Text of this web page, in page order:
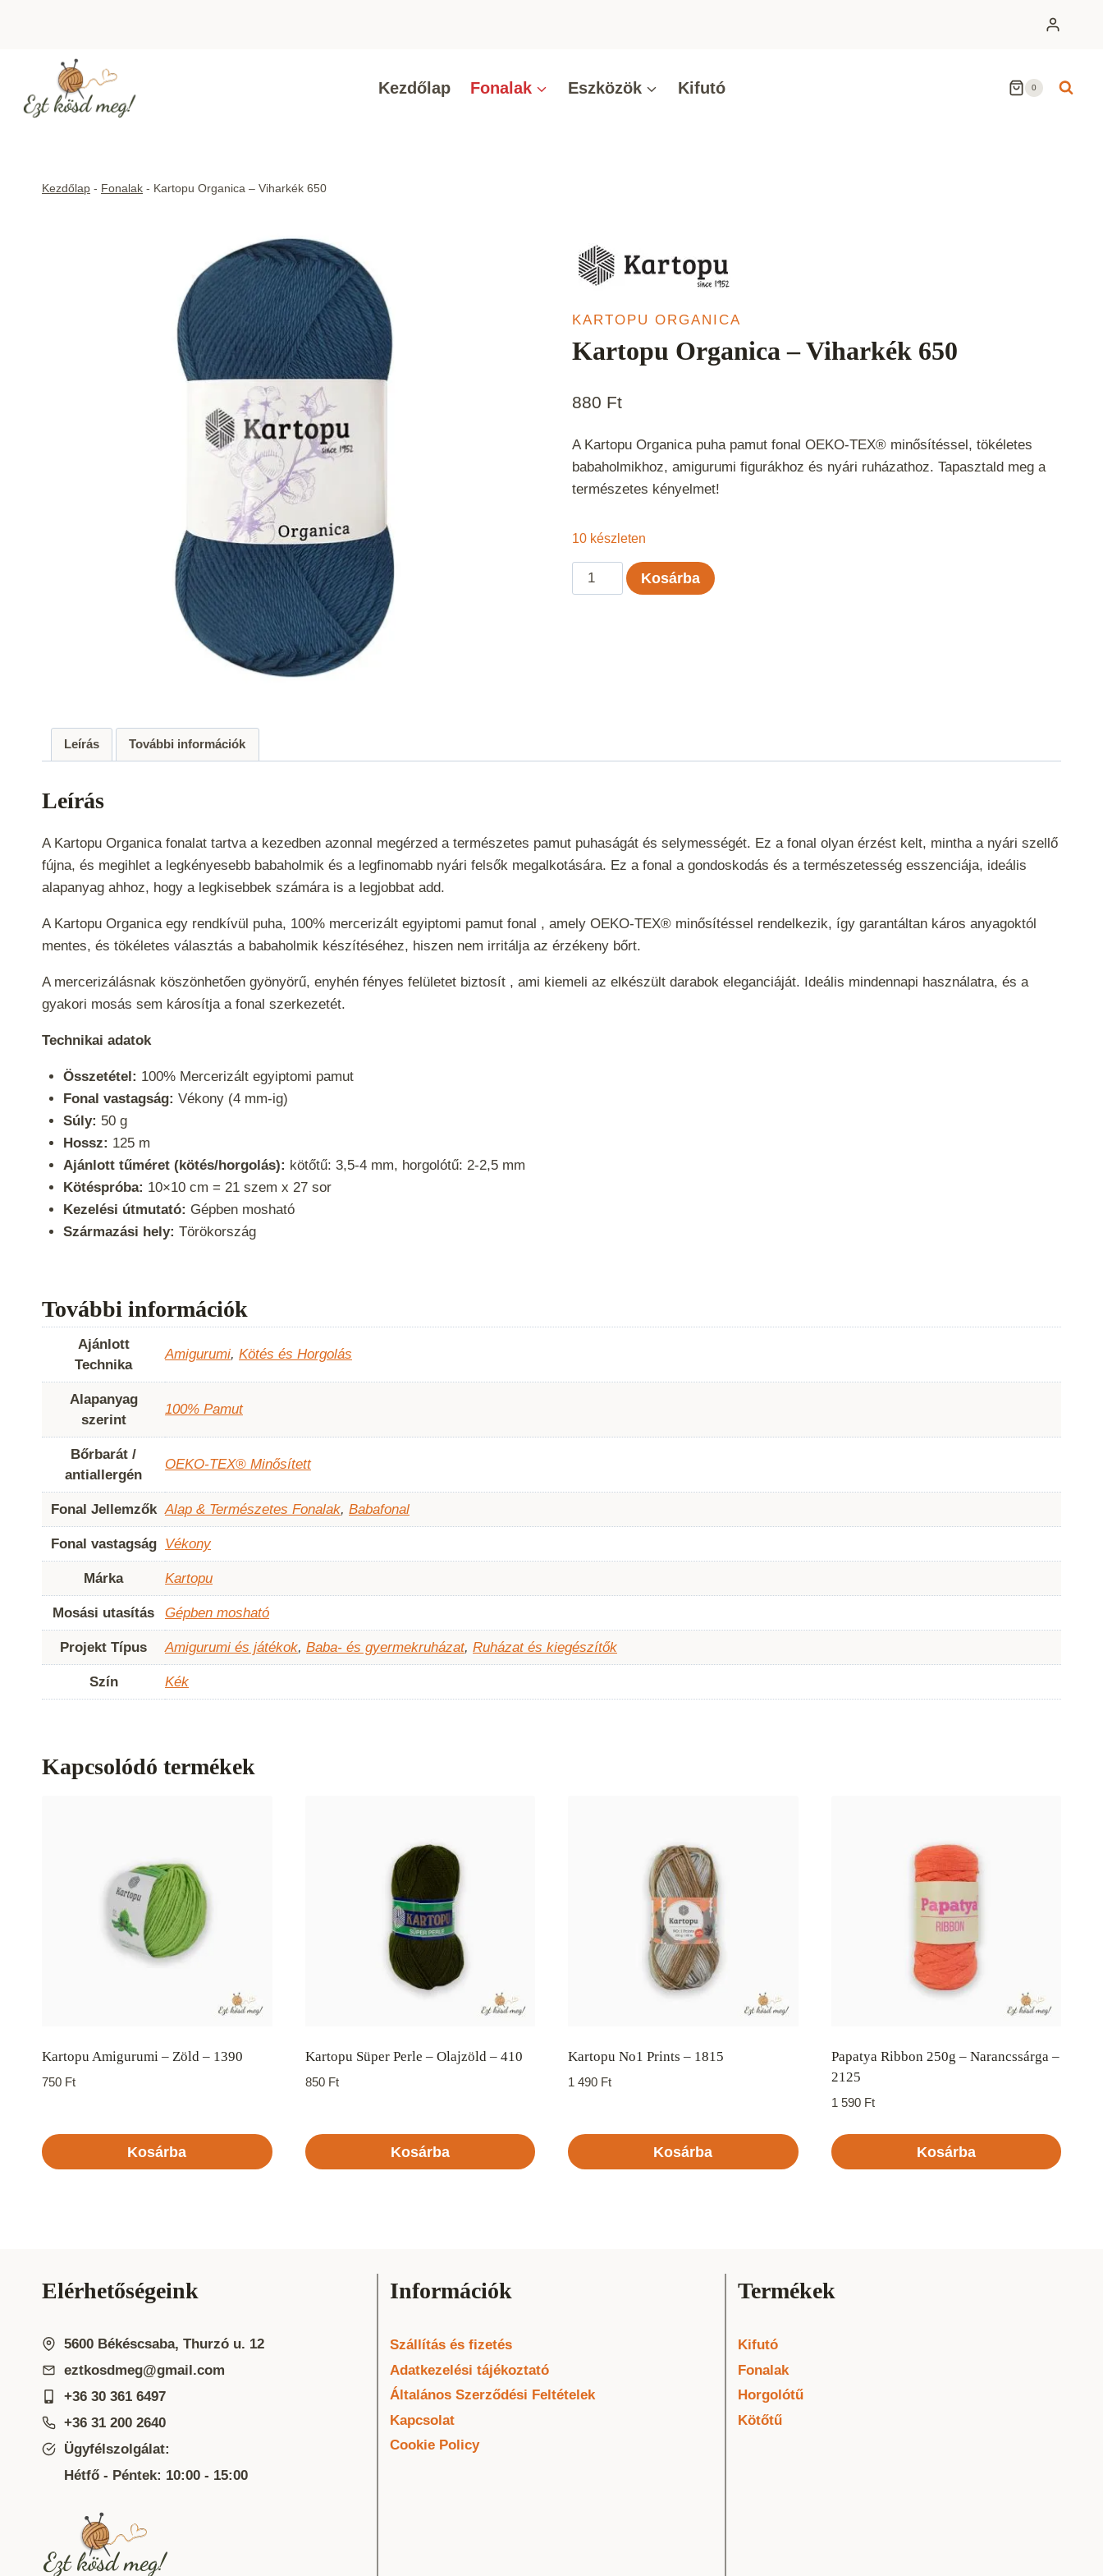
Kezdőlap Fonalak Eszközök Kifutó 0
Kezdőlap - Fonalak - Kartopu Organica – Viharkék 650
KARTOPU ORGANICA
Kartopu Organica – Viharkék 650
880 Ft
A Kartopu Organica puha pamut fonal OEKO-TEX® minősítéssel, tökéletes
babaholmikhoz, amigurumi figurákhoz és nyári ruházathoz. Tapasztald meg a
természetes kényelmet!
10 készleten
Kartopu
Organica
Kosárba
Leírás További információk
Leírás
A Kartopu Organica fonalat tartva a kezedben azonnal megérzed a természetes pamut puhaságát és selymességét. Ez a fonal olyan érzést kelt, mintha a nyári szellő
fújna, és megihlet a legkényesebb babaholmik és a legfinomabb nyári felsők megalkotására. Ez a fonal a gondoskodás és a természetesség esszenciája, ideális
alapanyag ahhoz, hogy a legkisebbek számára is a legjobbat add.
A Kartopu Organica egy rendkívül puha, 100% mercerizált egyiptomi pamut fonal , amely OEKO-TEX® minősítéssel rendelkezik, így garantáltan káros anyagoktól
mentes, és tökéletes választás a babaholmik készítéséhez, hiszen nem irritálja az érzékeny bőrt.
A mercerizálásnak köszönhetően gyönyörű, enyhén fényes felületet biztosít , ami kiemeli az elkészült darabok eleganciáját. Ideális mindennapi használatra, és a
gyakori mosás sem károsítja a fonal szerkezetét.
Technikai adatok
Összetétel: 100% Mercerizált egyiptomi pamut
Fonal vastagság: Vékony (4 mm-ig)
Súly: 50 g
Hossz: 125 m
Ajánlott tűméret (kötés/horgolás): kötőtű: 3,5-4 mm, horgolótű: 2-2,5 mm
Kötéspróba: 10×10 cm = 21 szem x 27 sor
Kezelési útmutató: Gépben mosható
Származási hely: Törökország
További információk
Ajánlott
Technika
Amigurumi, Kötés és Horgolás
Alapanyag
szerint
100% Pamut
Bőrbarát /
antiallergén
OEKO-TEX® Minősített
Fonal Jellemzők Alap & Természetes Fonalak, Babafonal
Fonal vastagság Vékony
Márka Kartopu
Mosási utasítás Gépben mosható
Projekt Típus Amigurumi és játékok, Baba- és gyermekruházat, Ruházat és kiegészítők
Szín Kék
Kapcsolódó termékek
Kartopu Amigurumi – Zöld – 1390
750 Ft
Kosárba
Kartopu Süper Perle – Olajzöld – 410
850 Ft
Kosárba
Kartopu No1 Prints – 1815
1 490 Ft
Kosárba
Papatya Ribbon 250g – Narancssárga –
2125
1 590 Ft
Kosárba
Elérhetőségeink
5600 Békéscsaba, Thurzó u. 12
eztkosdmeg@gmail.com
+36 30 361 6497
+36 31 200 2640
Ügyfélszolgálat:
Hétfő - Péntek: 10:00 - 15:00
Információk
Szállítás és fizetés
Adatkezelési tájékoztató
Általános Szerződési Feltételek
Kapcsolat
Cookie Policy
Termékek
Kifutó
Fonalak
Horgolótű
Kötőtű